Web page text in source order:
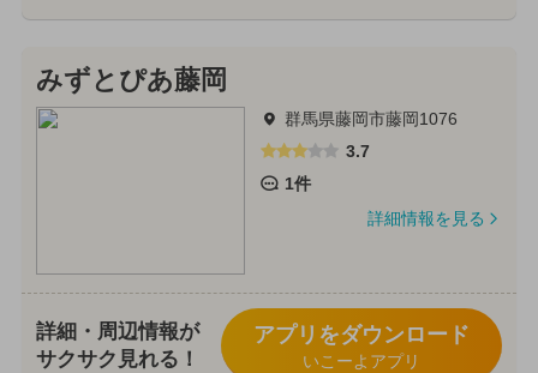
みずとぴあ藤岡
群馬県藤岡市藤岡1076
3.7
1件
詳細情報を見る
詳細・周辺情報が
サクサク見れる！
アプリをダウンロード
いこーよアプリ